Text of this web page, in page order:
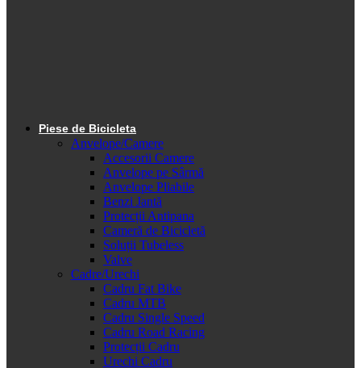
Piese de Bicicleta
Anvelope/Camere
Accesorii Camere
Anvelope pe Sârmă
Anvelope Pliabile
Benzi Jantă
Protecții Antipana
Cameră de Bicicletă
Soluții Tubeless
Valve
Cadre/Urechi
Cadru Fat Bike
Cadru MTB
Cadru Single Speed
Cadru Road Racing
Protecții Cadru
Urechi Cadru